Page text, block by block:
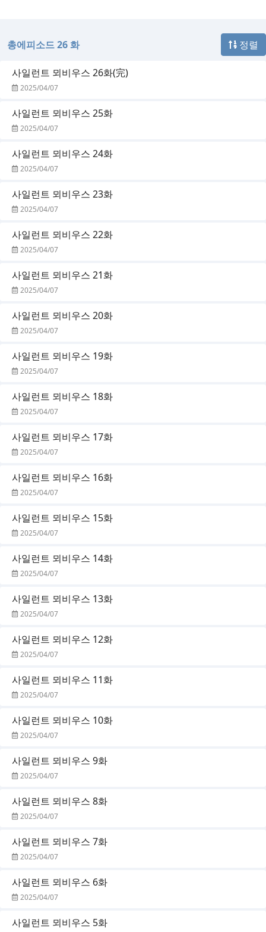
총에피소드 26 화 정렬
사일런트 뫼비우스 26화(完)
2025/04/07
사일런트 뫼비우스 25화
2025/04/07
사일런트 뫼비우스 24화
2025/04/07
사일런트 뫼비우스 23화
2025/04/07
사일런트 뫼비우스 22화
2025/04/07
사일런트 뫼비우스 21화
2025/04/07
사일런트 뫼비우스 20화
2025/04/07
사일런트 뫼비우스 19화
2025/04/07
사일런트 뫼비우스 18화
2025/04/07
사일런트 뫼비우스 17화
2025/04/07
사일런트 뫼비우스 16화
2025/04/07
사일런트 뫼비우스 15화
2025/04/07
사일런트 뫼비우스 14화
2025/04/07
사일런트 뫼비우스 13화
2025/04/07
사일런트 뫼비우스 12화
2025/04/07
사일런트 뫼비우스 11화
2025/04/07
사일런트 뫼비우스 10화
2025/04/07
사일런트 뫼비우스 9화
2025/04/07
사일런트 뫼비우스 8화
2025/04/07
사일런트 뫼비우스 7화
2025/04/07
사일런트 뫼비우스 6화
2025/04/07
사일런트 뫼비우스 5화